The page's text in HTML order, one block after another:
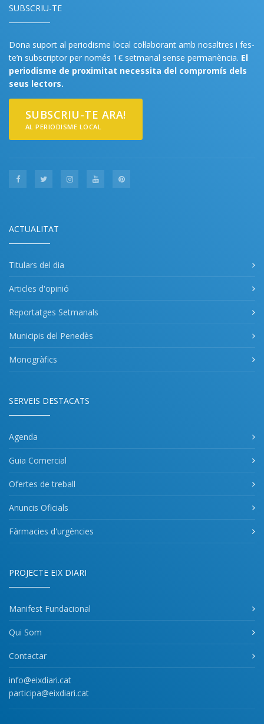
SUBSCRIU-TE
Dona suport al periodisme local col·laborant amb nosaltres i fes-
te’n subscriptor per només 1€ setmanal sense permanència. El
periodisme de proximitat necessita del compromís dels
seus lectors.
SUBSCRIU-TE ARA!
AL PERIODISME LOCAL
ACTUALITAT
Titulars del dia
Articles d'opinió
Reportatges Setmanals
Municipis del Penedès
Monogràfics
SERVEIS DESTACATS
Agenda
Guia Comercial
Ofertes de treball
Anuncis Oficials
Fàrmacies d'urgències
PROJECTE EIX DIARI
Manifest Fundacional
Qui Som
Contactar
info@eixdiari.cat
participa@eixdiari.cat